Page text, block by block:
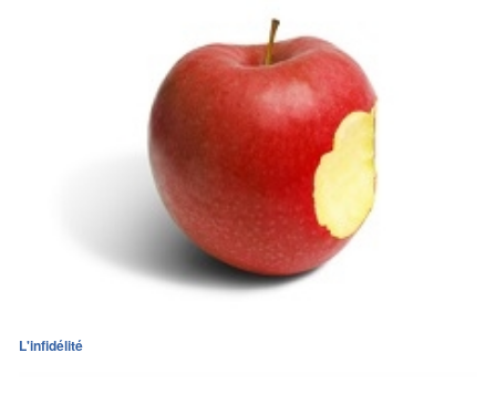
L'infidélité